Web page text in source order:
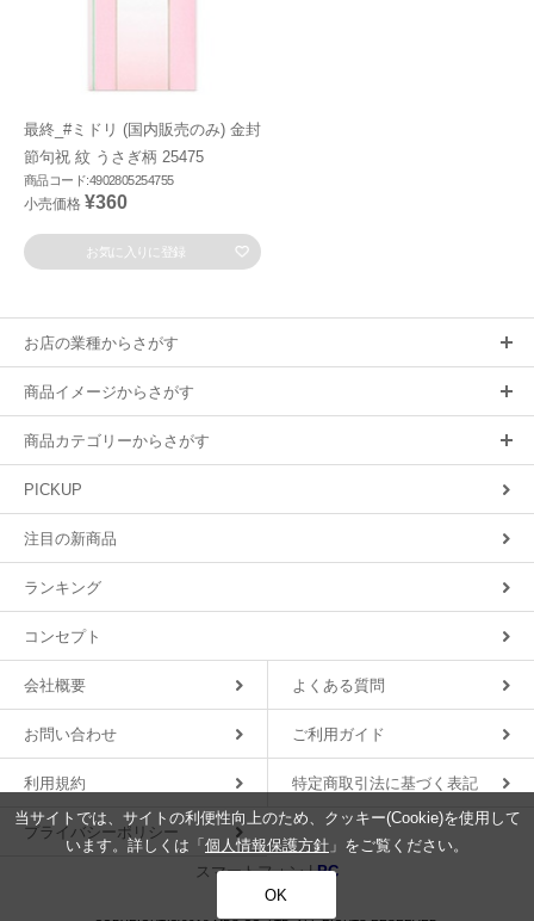
最終_#ミドリ (国内販売のみ) 金封
節句祝 紋 うさぎ柄 25475
商品コード:4902805254755
小売価格 ¥360
お気に入りに登録
お店の業種からさがす
商品イメージからさがす
商品カテゴリーからさがす
PICKUP
注目の新商品
ランキング
コンセプト
会社概要 よくある質問
お問い合わせ ご利用ガイド
利用規約 特定商取引法に基づく表記
プライバシーポリシー
スマートフォン |PC
当サイトでは、サイトの利便性向上のため、クッキー(Cookie)を使用して
います。詳しくは「 個人情報保護方針 」をご覧ください。
OK